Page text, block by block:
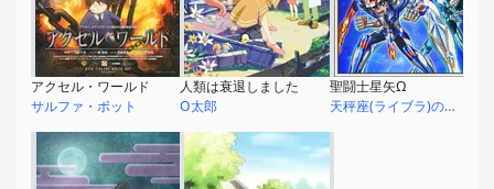
アクセル・ワールド
サルファ・ポット
人類は衰退しました
O太郎
聖闘士星矢Ω
天秤座(ライブラ)の玄武